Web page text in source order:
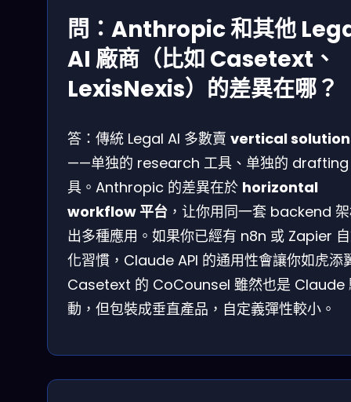
問：Anthropic 和其他
AI 廠商（比如 Casetext、
LexisNexis）的差異在哪？
答：傳統 Legal AI 多數賣 vertical
——单独的 research 工具、单独的 drafting
具。Anthropic 的差異在於 horizontal
workflow 平台 ，让你用同一套 backend
出多種應用。如果你已經有 n8n 或 Zapier
化習慣，Claude API 的通用性會讓你如虎添
Casetext 的 CoCounsel 雖然也是 Claude
動，但包裝成垂直產品，自定義彈性較小。